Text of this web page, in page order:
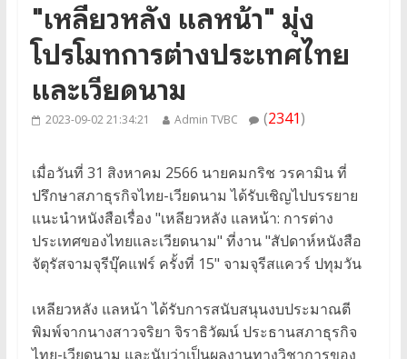
"เหลียวหลัง แลหน้า" มุ่ง
โปรโมทการต่างประเทศไทย
และเวียดนาม
2023-09-02 21:34:21 Admin TVBC (2341)
เมื่อวันที่ 31 สิงหาคม 2566 นายคมกริช วรคามิน ที่
ปรึกษาสภาธุรกิจไทย-เวียดนาม ได้รับเชิญไปบรรยาย
แนะนำหนังสือเรื่อง "เหลียวหลัง แลหน้า: การต่าง
ประเทศของไทยและเวียดนาม" ที่งาน "สัปดาห์หนังสือ
จัตุรัสจามจุรีบุ๊คแฟร์ ครั้งที่ 15" จามจุรีสแควร์ ปทุมวัน
เหลียวหลัง แลหน้า ได้รับการสนับสนุนงบประมาณตี
พิมพ์จากนางสาวจริยา จิราธิวัฒน์ ประธานสภาธุรกิจ
ไทย-เวียดนาม และนับว่าเป็นผลงานทางวิชาการของ